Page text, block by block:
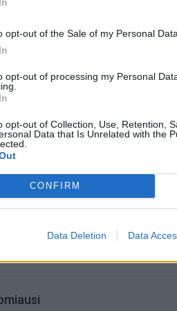
opt-out of the Sale of my Personal Data.
opt-out of processing my Personal
opt-out of Collection, Use, Retention,
Data that Is Unrelated with the
CONFIRM
Data Deletion Data
žaidimas buvo jau
O stipriausia ji jautėsi